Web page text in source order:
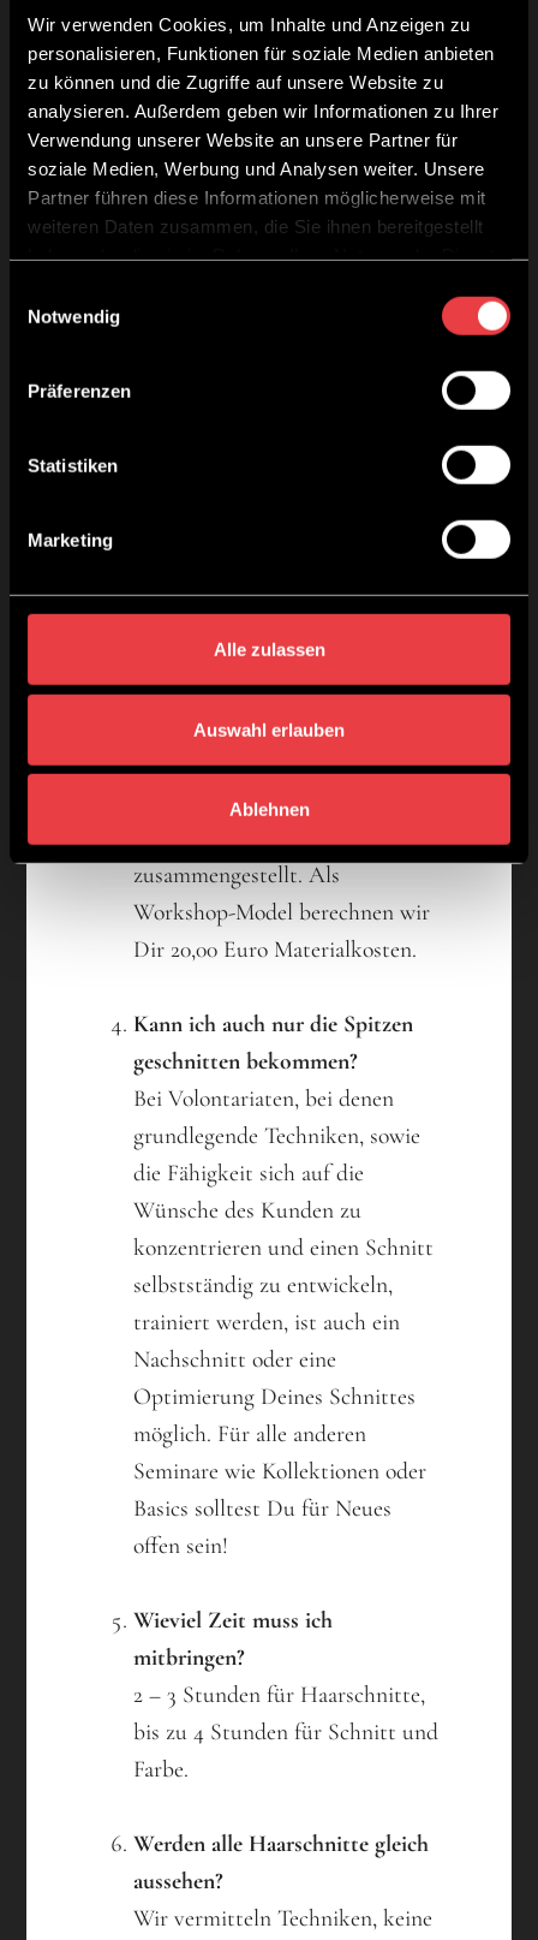
Wir verwenden Cookies, um Inhalte und Anzeigen zu
personalisieren, Funktionen für soziale Medien anbieten
zu können und die Zugriffe auf unsere Website zu
analysieren. Außerdem geben wir Informationen zu Ihrer
Verwendung unserer Website an unsere Partner für
soziale Medien, Werbung und Analysen weiter. Unsere
Partner führen diese Informationen möglicherweise mit
weiteren Daten zusammen, die Sie ihnen bereitgestellt
Notwendig
Präferenzen
Statistiken
Marketing
Alle zulassen
Auswahl erlauben
Ablehnen
Als Präsentationsmodell bei
einem TOM|CO. Seminar
bekommst Du einen Haarschnitt
kostenlos. Allerdings müssen
unsere Trainer dem Seminarziel
untergeordnete Haarschnitte und
nach der TOM|CO. Methode
Haarfarbe bekommen?
Wenn Du als
Präsentationsmodell zu uns
kommst, bezahlst Du nichts für
Deine Haarfarbe. Diese wird im
Rahmen des Seminars von
Deinem Friseur für Dich
zusammengestellt. Als
Workshop-Model berechnen wir
Dir 20,00 Euro Materialkosten.
Kann ich auch nur die Spitzen
geschnitten bekommen?
Bei Volontariaten, bei denen
grundlegende Techniken, sowie
die Fähigkeit sich auf die
Wünsche des Kunden zu
konzentrieren und einen Schnitt
selbstständig zu entwickeln,
trainiert werden, ist auch ein
Nachschnitt oder eine
Optimierung Deines Schnittes
möglich. Für alle anderen
Seminare wie Kollektionen oder
Basics solltest Du für Neues
offen sein!
Wieviel Zeit muss ich
mitbringen?
2 – 3 Stunden für Haarschnitte,
bis zu 4 Stunden für Schnitt und
Farbe.
Werden alle Haarschnitte gleich
aussehen?
Wir vermitteln Techniken, keine